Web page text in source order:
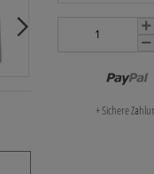
+ Sichere